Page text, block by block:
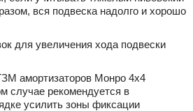
вся подвеска надолго и хорошо
для увеличения хода подвески
амортизаторов Монро 4х4
случае рекомендуется в
усилить зоны фиксации